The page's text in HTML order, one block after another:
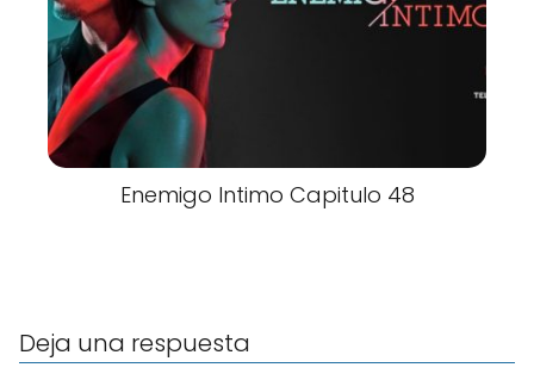
Enemigo Intimo Capitulo 48
Deja una respuesta